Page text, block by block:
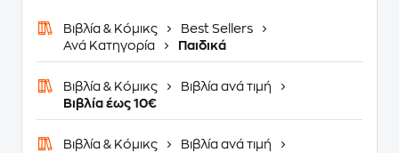
Βιβλία & Κόμικς
Best Sellers
Ανά Κατηγορία
Παιδικά
Βιβλία & Κόμικς
Βιβλία ανά τιμή
Βιβλία έως 10€
Βιβλία & Κόμικς
Βιβλία ανά τιμή